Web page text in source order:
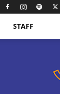
STAFF